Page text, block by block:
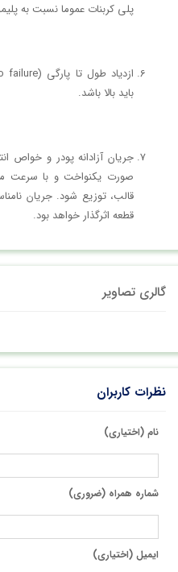
پلی کربنات عموما نسبت به
باید بالا باشد.
جریان آزادانه پودر و خواص
صورت یکنواخت و با سرعت
قالب، توزیع شود. جریان
قطعه اثرگذار خواهد بود.
گالری تصاویر
نظرات کاربران
نام (اختیاری)
شماره همراه (ضروری)
ایمیل (اختیاری)